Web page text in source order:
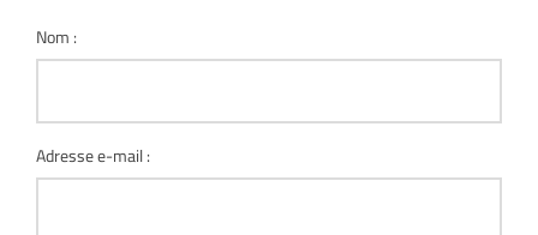
Nom :
Adresse e-mail :